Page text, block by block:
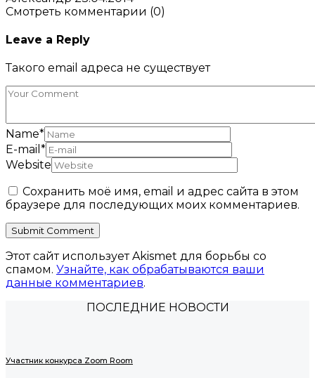
Смотреть комментарии (0)
Leave a Reply
Такого email адреса не существует
Name*
E-mail *
Website
Сохранить моё имя, email и адрес сайта в этом
браузере для последующих моих комментариев.
Этот сайт использует Akismet для борьбы со
спамом. Узнайте, как обрабатываются ваши
данные комментариев.
ПОСЛЕДНИЕ НОВОСТИ
Участник конкурса Zoom Room